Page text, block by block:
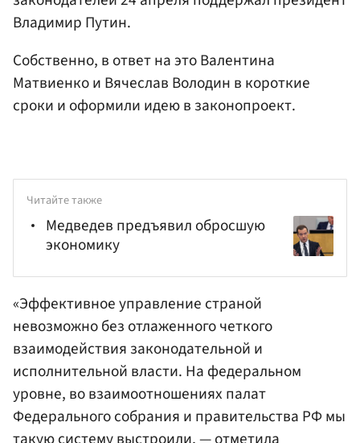
Владимир Путин.
Собственно, в ответ на это Валентина
Матвиенко и Вячеслав Володин в короткие
сроки и оформили идею в законопроект.
Читайте также
Медведев предъявил обросшую
экономику
«Эффективное управление страной
невозможно без отлаженного четкого
взаимодействия законодательной и
исполнительной власти. На федеральном
уровне, во взаимоотношениях палат
Федерального собрания и правительства РФмы